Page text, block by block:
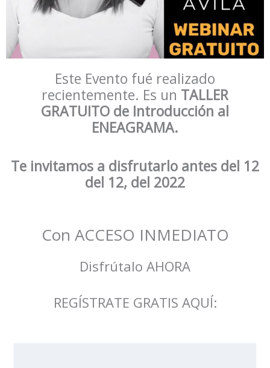
Este Evento fué realizado
recientemente. Es un TALLER
GRATUITO de Introducción al
ENEAGRAMA.
Te invitamos a disfrutarlo antes del 12
del 12, del 2022
Con ACCESO INMEDIATO
Disfrútalo AHORA
REGÍSTRATE GRATIS AQUÍ: